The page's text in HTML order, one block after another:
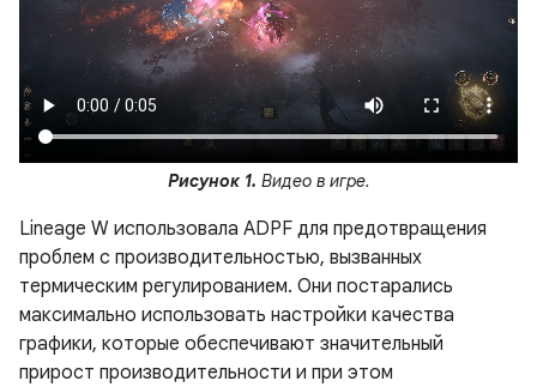
Рисунок 1. Видео в игре.
Lineage W использовала ADPF для предотвращения
проблем с производительностью, вызванных
термическим регулированием. Они постарались
максимально использовать настройки качества
графики, которые обеспечивают значительный
прирост производительности и при этом